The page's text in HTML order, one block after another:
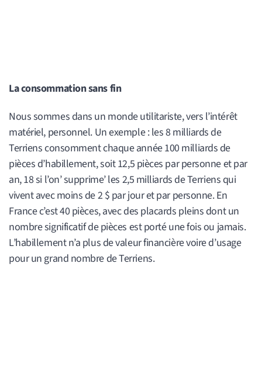
La consommation sans fin
Nous sommes dans un monde utilitariste, vers l’intérêt
matériel, personnel. Un exemple : les 8 milliards de
Terriens consomment chaque année 100 milliards de
pièces d’habillement, soit 12,5 pièces par personne et par
an, 18 si l’on’ supprime’ les 2,5 milliards de Terriens qui
vivent avec moins de 2 $ par jour et par personne. En
France c’est 40 pièces, avec des placards pleins dont un
nombre significatif de pièces est porté une fois ou jamais.
L’habillement n’a plus de valeur financière voire d’usage
pour un grand nombre de Terriens.